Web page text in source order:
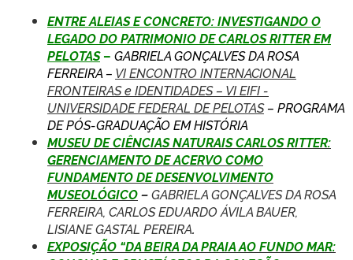
ENTRE ALEIAS E CONCRETO: INVESTIGANDO O
LEGADO DO PATRIMONIO DE CARLOS RITTER EM
PELOTAS– GABRIELA GONÇALVES DA ROSA
FERREIRA – VI ENCONTRO INTERNACIONAL
FRONTEIRAS e IDENTIDADES – VI EIFI -
UNIVERSIDADE FEDERAL DE PELOTAS– PROGRAMA
DE PÓS-GRADUAÇÃO EM HISTÓRIA
MUSEU DE CIÊNCIAS NATURAIS CARLOS RITTER:
GERENCIAMENTO DE ACERVO COMO
FUNDAMENTO DE DESENVOLVIMENTO
MUSEOLÓGICO–GABRIELA GONÇALVES DA ROSA
FERREIRA, CARLOS EDUARDO ÁVILA BAUER,
LISIANE GASTAL PEREIRA.
EXPOSIÇÃO “DA BEIRA DA PRAIA AO FUNDO MAR: